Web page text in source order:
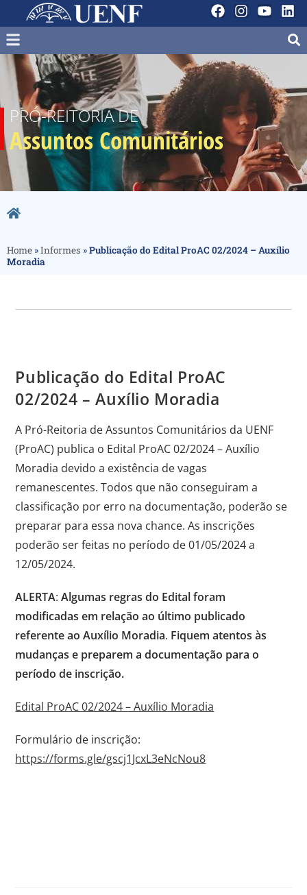
PRÓ-REITORIA DE
Assuntos Comunitários
Home »Informes »Publicação do Edital ProAC 02/2024 – Auxílio
Moradia
Publicação do Edital ProAC
02/2024 – Auxílio Moradia
A Pró-Reitoria de Assuntos Comunitários da UENF
(ProAC) publica o Edital ProAC 02/2024 – Auxílio
Moradia devido a existência de vagas
remanescentes. Todos que não conseguiram a
classificação por erro na documentação, poderão se
preparar para essa nova chance. As inscrições
poderão ser feitas no período de 01/05/2024 a
12/05/2024.
ALERTA:Algumas regras do Edital foram
modificadas em relação ao último publicado
referente ao Auxílio Moradia. Fiquem atentos às
mudanças e preparem a documentação para o
período de inscrição.
Edital ProAC 02/2024 – Auxílio Moradia
Formulário de inscrição:
https://forms.gle/gscj1JcxL3eNcNou8